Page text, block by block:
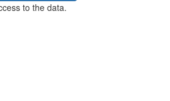
to the data.